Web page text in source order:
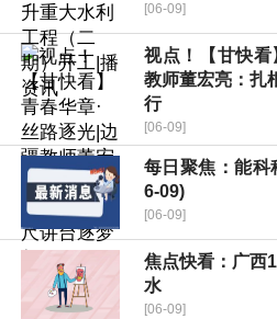
[06-09]
视点！【甘快看
教师董宏亮：扎
行
[06-09]
每日聚焦：能科
6-09)
[06-09]
焦点快看：广西
水
[06-09]